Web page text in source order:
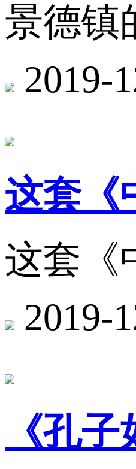
景德镇
2019-
这套《
这套《
2019-
《孔